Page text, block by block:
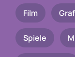
Film
Spiele